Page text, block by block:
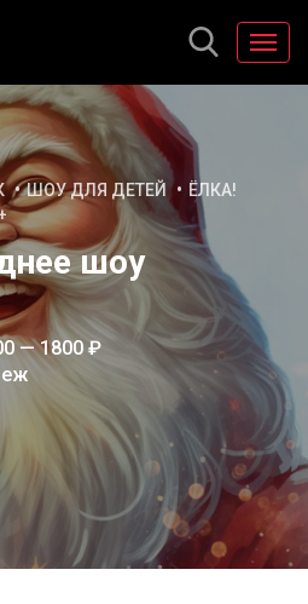
ШОУ ДЛЯ ДЕТЕЙ
ЁЛКА!
шоу
— 1800 ₽